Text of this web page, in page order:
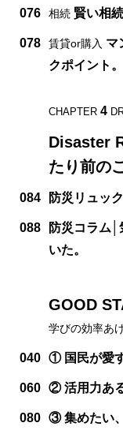
076 相続 賢い相
078 賃貸or購入 マ
クポイント。
CHAPTER 4
Disaster
たり前の
084 防災リュッ
088
防災コラム
いた。
GOOD
学びの効率あ
040 ① 国民が愛
060 ② 活用力あ
080 ③ 集めたい